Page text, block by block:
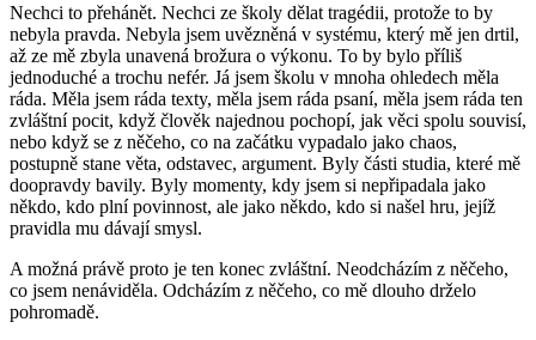
Nechci to přehánět. Nechci ze školy dělat tragédii, protože to by
nebyla pravda. Nebyla jsem uvězněná v systému, který mě jen drtil,
až ze mě zbyla unavená brožura o výkonu. To by bylo příliš
jednoduché a trochu nefér. Já jsem školu v mnoha ohledech měla
ráda. Měla jsem ráda texty, měla jsem ráda psaní, měla jsem ráda ten
zvláštní pocit, když člověk najednou pochopí, jak věci spolu souvisí,
nebo když se z něčeho, co na začátku vypadalo jako chaos,
postupně stane věta, odstavec, argument. Byly části studia, které mě
doopravdy bavily. Byly momenty, kdy jsem si nepřipadala jako
někdo, kdo plní povinnost, ale jako někdo, kdo si našel hru, jejíž
pravidla mu dávají smysl.
A možná právě proto je ten konec zvláštní. Neodcházím z něčeho,
co jsem nenáviděla. Odcházím z něčeho, co mě dlouho drželo
pohromadě.